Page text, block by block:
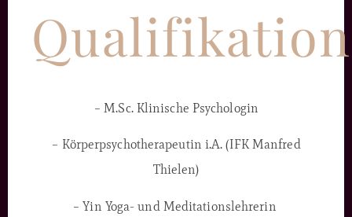
Qualifikation
– M.Sc. Klinische Psychologin
– Körperpsychotherapeutin i.A. (IFK Manfred
Thielen)
– Yin Yoga- und Meditationslehrerin